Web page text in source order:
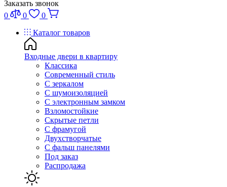
Заказать звонок
0
0
0
Каталог товаров
Входные двери в квартиру
Классика
Современный стиль
С зеркалом
С шумоизоляцией
С электронным замком
Взломостойкие
Скрытые петли
С фрамугой
Двухстворчатые
С фальш панелями
Под заказ
Распродажа